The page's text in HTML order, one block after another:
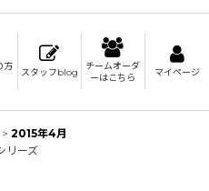
方
スタッフblog
チームオーダ
ーはこちら
マイページ
> 2015年4月
リーズ